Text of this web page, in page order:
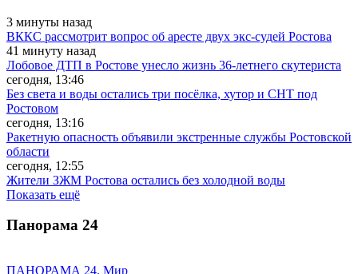
3 минуты назад
ВККС рассмотрит вопрос об аресте двух экс-судей Ростова
41 минуту назад
Лобовое ДТП в Ростове унесло жизнь 36-летнего скутериста
сегодня, 13:46
Без света и воды остались три посёлка, хутор и СНТ под
Ростовом
сегодня, 13:16
Ракетную опасность объявили экстренные службы Ростовской
области
сегодня, 12:55
Жители ЗЖМ Ростова остались без холодной воды
Показать ещё
Панорама 24
ПАНОРАМА 24. Мир